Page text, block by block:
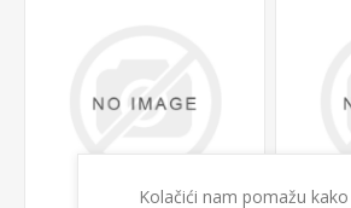
Kolačići nam pomažu